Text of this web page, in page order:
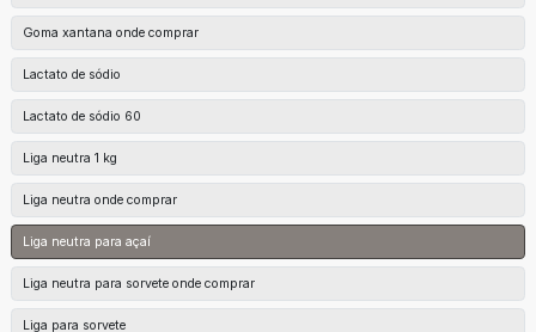
Goma xantana onde comprar
Lactato de sódio
Lactato de sódio 60
Liga neutra 1 kg
Liga neutra onde comprar
Liga neutra para açaí
Liga neutra para sorvete onde comprar
Liga para sorvete